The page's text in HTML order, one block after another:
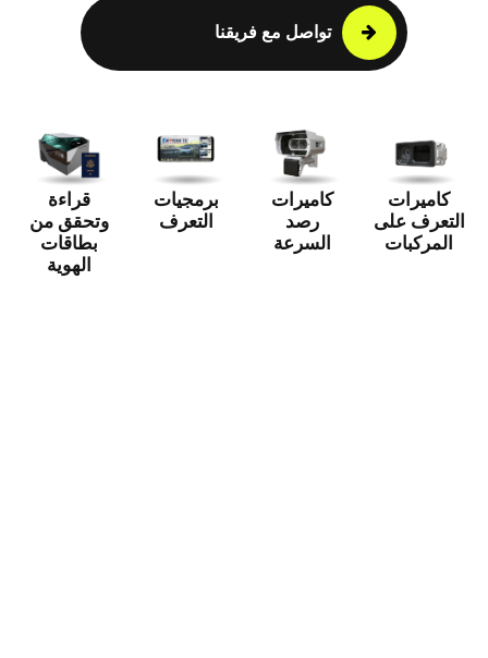
تواصل مع فريقنا
كاميرات
التعرف على
المركبات
كاميرات
رصد
السرعة
برمجيات
التعرف
قراءة
وتحقق من
بطاقات
الهوية